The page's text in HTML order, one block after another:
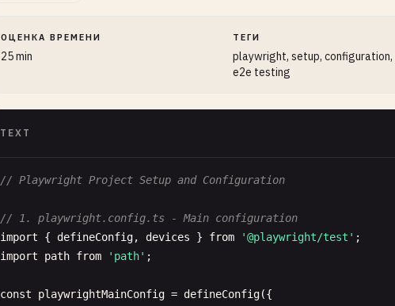
ОЦЕНКА ВРЕМЕНИ
25 min
ТЕГИ
playwright, setup,
e2e testing
TEXT
// Playwright Project Setup and Configuration
// 1. playwright.config.ts - Main configuration
import
{ defineConfig, devices } from '@playwright/test'
import
path from 'path' ;
const playwrightMainConfig = defineConfig({